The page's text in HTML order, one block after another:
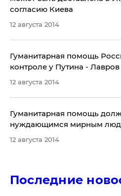
согласию Киева
12 августа 2014
Гуманитарная помощь
контроле у Путина - Лавров
12 августа 2014
Гуманитарная помощь
нуждающимся мирным
12 августа 2014
Последние